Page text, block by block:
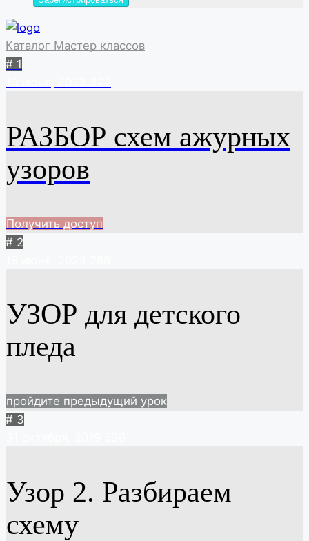
Каталог Мастер классов
# 1
РАЗБОР схем ажурных
узоров
Получить доступ
# 2
УЗОР для детского
пледа
пройдите предыдущий урок
# 3
Узор 2. Разбираем
схему